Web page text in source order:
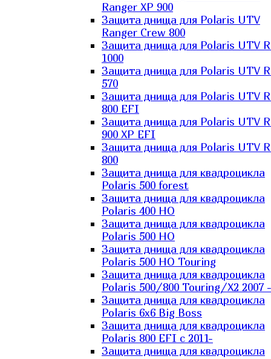
Ranger XP 900
Защита днища для Polaris UTV
Ranger Сrew 800
Защита днища для Polaris UTV
1000
Защита днища для Polaris UTV
570
Защита днища для Polaris UTV
800 EFI
Защита днища для Polaris UTV
900 XP EFI
Защита днища для Polaris UTV
800
Защита днища для квадроцикла
Polaris 500 forest
Защита днища для квадроцикла
Polaris 400 HO
Защита днища для квадроцикла
Polaris 500 HO
Защита днища для квадроцикла
Polaris 500 HO Touring
Защита днища для квадроцикла
Polaris 500/800 Touring/X2 2007 -
Защита днища для квадроцикла
Polaris 6х6 Big Boss
Защита днища для квадроцикла
Polaris 800 EFI с 2011-
Защита днища для квадроцикла